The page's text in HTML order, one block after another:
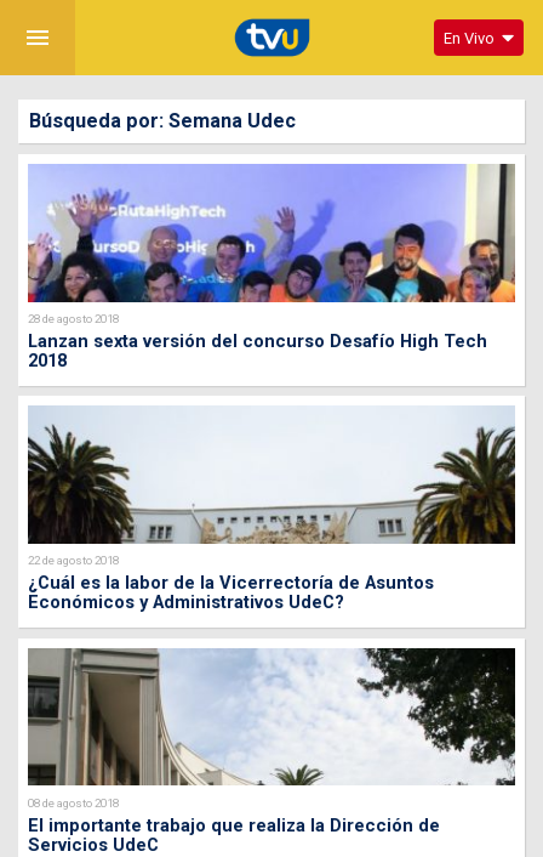
menu En Vivo
Búsqueda por: Semana Udec
28 de agosto 2018
Lanzan sexta versión del concurso Desafío High Tech
2018
22 de agosto 2018
¿Cuál es la labor de la Vicerrectoría de Asuntos
Económicos y Administrativos UdeC?
08 de agosto 2018
El importante trabajo que realiza la Dirección de
Servicios UdeC